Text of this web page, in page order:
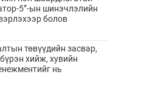
5”-ын шинэчлэлийн
болов
төвүүдийн засвар,
хийж, хувийн
нь
онцоллоо